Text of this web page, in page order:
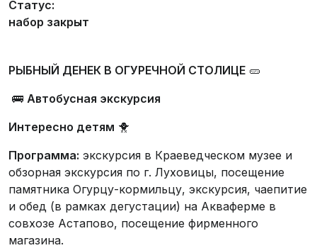
Статус:
набор закрыт
РЫБНЫЙ ДЕНЕК В ОГУРЕЧНОЙ СТОЛИЦЕ 🥒
🚌 Автобусная экскурсия
Интересно детям 🐥
Программа: экскурсия в Краеведческом музее и
обзорная экскурсия по г. Луховицы, посещение
памятника Огурцу-кормильцу, экскурсия, чаепитие
и обед (в рамках дегустации) на Акваферме в
совхозе Астапово, посещение фирменного
магазина.